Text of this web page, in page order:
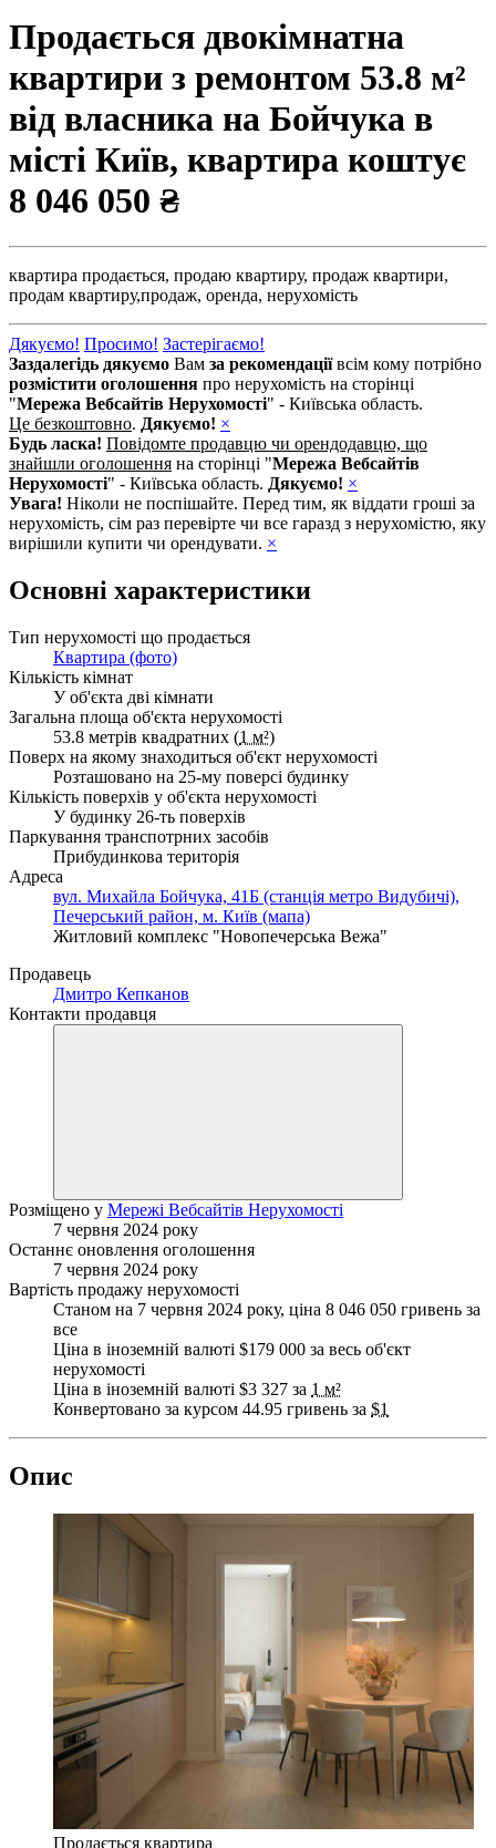
Продається двокімнатна
квартири з ремонтом 53.8 м²
від власника на Бойчука в
місті Київ, квартира коштує
8 046 050 ₴
квартира продається, продаю квартиру, продаж квартири,
продам квартиру,продаж, оренда, нерухомість
Дякуємо! Просимо! Застерігаємо!
Заздалегідь дякуємо Вам за рекомендаціївсім кому потрібно
розмістити оголошення про нерухомість на сторінці
"Мережа Вебсайтів Нерухомості" - Київська область.
Це безкоштовно. Дякуємо! ×
Будь ласка! Повідомте продавцю чи орендодавцю, що
знайшли оголошення на сторінці "Мережа Вебсайтів
Нерухомості" - Київська область. Дякуємо! ×
Увага! Ніколи не поспішайте. Перед тим, як віддати гроші за
нерухомість, сім раз перевірте чи все гаразд з нерухомістю, яку
вирішили купити чи орендувати. ×
Основні характеристики
Тип нерухомості що продається
Квартира (фото)
Кількість кімнат
У об'єкта дві кімнати
Загальна площа об'єкта нерухомості
53.8 метрів квадратних (1 м²)
Поверх на якому знаходиться об'єкт нерухомості
Розташовано на 25-му поверсі будинку
Кількість поверхів у об'єкта нерухомості
У будинку 26-ть поверхів
Паркування транспотрних засобів
Прибудинкова територія
Адреса
вул. Михайла Бойчука, 41Б (станція метро Видубичі),
Печерський район, м. Київ (мапа)
Житловий комплекс "Новопечерська Вежа"
Продавець
Дмитро Кепканов
Контакти продавця
Розміщено у Мережі Вебсайтів Нерухомості
7 червня 2024 року
Останнє оновлення оголошення
7 червня 2024 року
Вартість продажу нерухомості
Станом на 7 червня 2024 року, ціна 8 046 050 гривень за
все
Ціна в іноземній валюті $179 000 за весь об'єкт
нерухомості
Ціна в іноземній валюті $3 327 за 1 м²
Конвертовано за курсом 44.95 гривень за $1
Опис
Продається квартира